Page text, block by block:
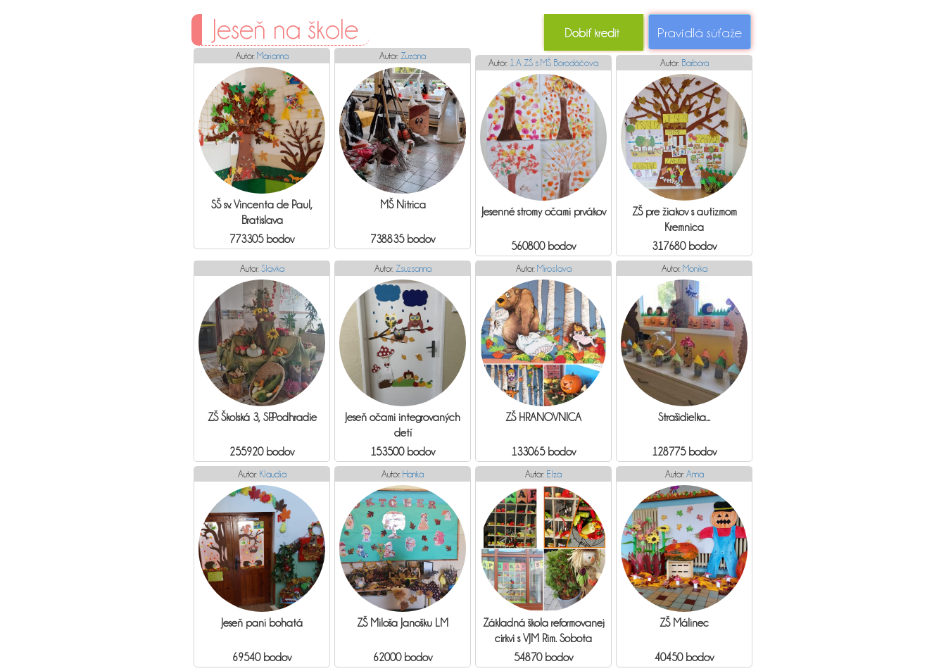
Pravidlá súťaže
Jeseň na škole
Autor: Marianna
SŠ sv. Vincenta de Paul,
Bratislava
773305 bodov
Autor: Zuzana
MŠ Nitrica
738835 bodov
Autor: 1.A ZŠ s MŠ Borodáčova
Jesenné stromy očami prvákov
560800 bodov
Autor: Barbora
ZŠ pre žiakov s autizmom
Kremnica
317680 bodov
Autor: Slávka
ZŠ Školská 3, SP.Podhradie
255920 bodov
Autor: Zsuzsanna
Jeseň očami integrovaných
detí
153500 bodov
Autor: Miroslava
ZŠ HRANOVNICA
133065 bodov
Autor: Monika
Strašidielka...
128775 bodov
Autor: Klaudia
Jeseň pani bohatá
69540 bodov
Autor: Hanka
ZŠ Miloša Janošku LM
62000 bodov
Autor: Elza
Základná škola reformovanej
cirkvi s VJM Rim. Sobota
54870 bodov
Autor: Anna
ZŠ Málinec
40450 bodov